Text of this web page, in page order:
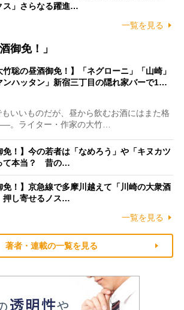
」さらなる躍進…
一覧を見る
御免！」
竹聡の昼酒御免！】「ネグローニ」「山崎」
ンハッタン」新宿三丁目の隠れ家バーで1…
いいものだが、昼から飲むお酒にはまた格
。ライター・作家の大竹…
免！】今の若者は「なめろう」や「キヌカツ
て本当？ 昔の…
免！】京急線で多摩川越えて「川崎の大衆酒
し寄せるノス…
一覧を見る
著者・連載の一覧を見る